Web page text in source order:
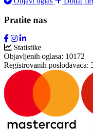
Pratite nas
Statistike
Objavljenih oglasa: 10172
Registrovanih poslodavaca: